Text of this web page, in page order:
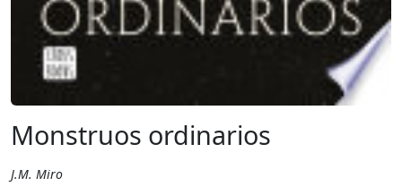
Monstruos ordinarios
J.M. Miro